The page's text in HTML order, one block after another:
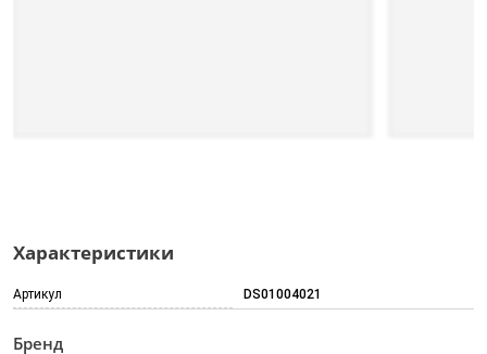
Характеристики
Артикул DS01004021
Бренд